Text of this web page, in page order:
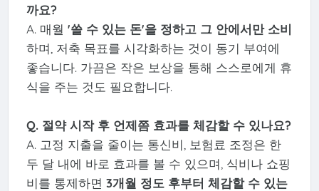
까요?
A. 매월 '쓸 수 있는 돈'을 정하고 그 안에서만 소비
하며, 저축 목표를 시각화하는 것이 동기 부여에
좋습니다. 가끔은 작은 보상을 통해 스스로에게 휴
식을 주는 것도 필요합니다.
Q. 절약 시작 후 언제쯤 효과를 체감할 수 있나요?
A. 고정 지출을 줄이는 통신비, 보험료 조정은 한
두 달 내에 바로 효과를 볼 수 있으며, 식비나 쇼핑
비를 통제하면 3개월 정도 후부터 체감할 수 있는